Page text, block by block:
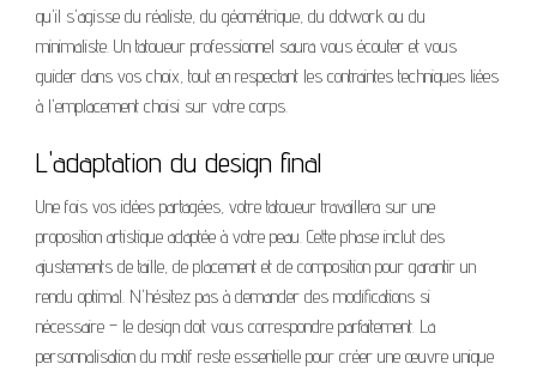
qu'il s'agisse du réaliste, du géométrique, du dotwork ou du
minimaliste. Un tatoueur professionnel saura vous écouter et vous
guider dans vos choix, tout en respectant les contraintes techniques liées
à l'emplacement choisi sur votre corps.
L'adaptation du design final
Une fois vos idées partagées, votre tatoueur travaillera sur une
proposition artistique adaptée à votre peau. Cette phase inclut des
ajustements de taille, de placement et de composition pour garantir un
rendu optimal. N'hésitez pas à demander des modifications si
nécessaire – le design doit vous correspondre parfaitement. La
personnalisation du motif reste essentielle pour créer une œuvre unique